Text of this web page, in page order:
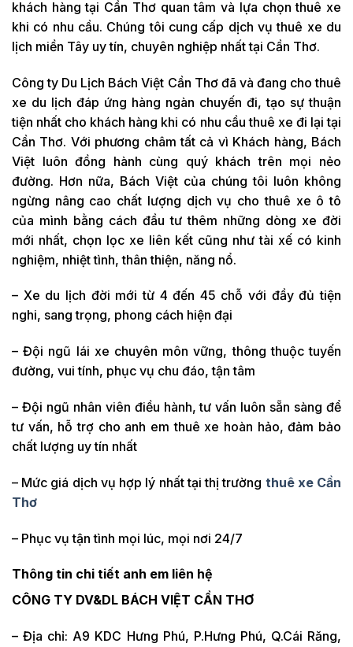
khách hàng tại Cần Thơ quan tâm và lựa chọn thuê xe
khi có nhu cầu. Chúng tôi cung cấp dịch vụ thuê xe du
lịch miền Tây uy tín, chuyên nghiệp nhất tại Cần Thơ.
Công ty Du Lịch Bách Việt Cần Thơ đã và đang cho thuê
xe du lịch đáp ứng hàng ngàn chuyến đi, tạo sự thuận
tiện nhất cho khách hàng khi có nhu cầu thuê xe đi lại tại
Cần Thơ. Với phương châm tất cả vì Khách hàng, Bách
Việt luôn đồng hành cùng quý khách trên mọi nẻo
đường. Hơn nữa, Bách Việt của chúng tôi luôn không
ngừng nâng cao chất lượng dịch vụ cho thuê xe ô tô
của mình bằng cách đầu tư thêm những dòng xe đời
mới nhất, chọn lọc xe liên kết cũng như tài xế có kinh
nghiệm, nhiệt tình, thân thiện, năng nổ.
– Xe du lịch đời mới từ 4 đến 45 chỗ với đầy đủ tiện
nghi, sang trọng, phong cách hiện đại
– Đội ngũ lái xe chuyên môn vững, thông thuộc tuyến
đường, vui tính, phục vụ chu đáo, tận tâm
– Đội ngũ nhân viên điều hành, tư vấn luôn sẵn sàng để
tư vấn, hỗ trợ cho anh em thuê xe hoàn hảo, đảm bảo
chất lượng uy tín nhất
– Mức giá dịch vụ hợp lý nhất tại thị trường thuê xe Cần
Thơ
– Phục vụ tận tình mọi lúc, mọi nơi 24/7
Thông tin chi tiết anh em liên hệ
CÔNG TY DV&DL BÁCH VIỆT CẦN THƠ
– Địa chỉ: A9 KDC Hưng Phú, P.Hưng Phú, Q.Cái Răng,